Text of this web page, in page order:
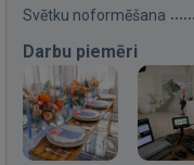
Svētku noformēšana
Darbu piemēri